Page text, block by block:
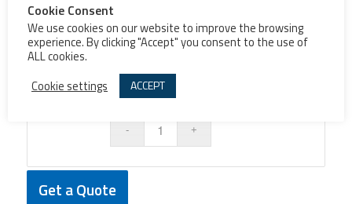
Changeover Switch 3 poles – Scheme 56
Grandezza
Commutatore
Get a Quote
Cookie Consent
We use cookies on our website to improve the browsing
experience. By clicking "Accept" you consent to the use of
ALL cookies.
Cookie settings
ACCEPT